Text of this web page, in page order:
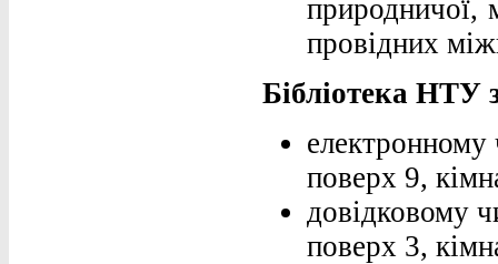
природничої,
провідних
Бібліотека НТУ
поверх 9,
довідковому
поверх 3,